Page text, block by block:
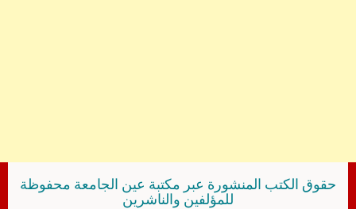
حقوق الكتب المنشورة عبر مكتبة عين الجامعة محفوظة
للمؤلفين والناشرين